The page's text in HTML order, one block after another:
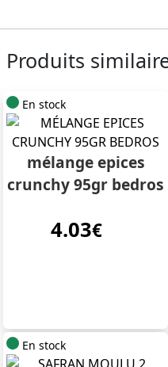
Produits
En stock
mélange epices
crunchy 95gr bedros
4.03€
En stock